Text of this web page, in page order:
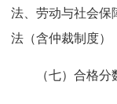
法、劳动与社会保
法（含仲裁制度）
（七）合格分